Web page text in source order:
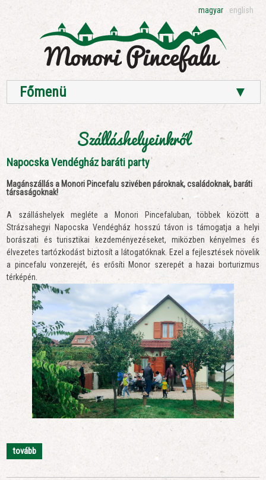
magyar english
Főmenü ▼
Szálláshelyeinkről
Napocska Vendégház baráti party
Magánszállás a Monori Pincefalu szivében pároknak, családoknak, baráti
társaságoknak!
A szálláshelyek megléte a Monori Pincefaluban, többek között a
Strázsahegyi Napocska Vendégház hosszú távon is támogatja a helyi
borászati és turisztikai kezdeményezéseket, miközben kényelmes és
élvezetes tartózkodást biztosít a látogatóknak. Ezel a fejlesztések növelik
a pincefalu vonzerejét, és erősíti Monor szerepét a hazai borturizmus
térképén.
tovább